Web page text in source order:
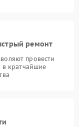
ремонт
провести
в кратчайшие